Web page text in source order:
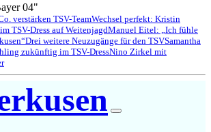
04"
verstärken TSV-TeamWechsel perfekt: Kristin
TSV-Dress auf WeitenjagdManuel Eitel: „Ich fühle
Drei weitere Neuzugänge für den TSVSamantha
zukünftig im TSV-DressNino Zirkel mit